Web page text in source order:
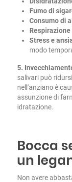
Fumo di
Consumo di
Respirazione
Stress e
modo
5.
salivari può
nell’anziano è
assunzione di
idratazione.
Bocca
un
Non avere